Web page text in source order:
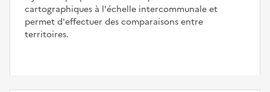
cartographiques à l'échelle intercommunale et
permet d'effectuer des comparaisons entre
territoires.